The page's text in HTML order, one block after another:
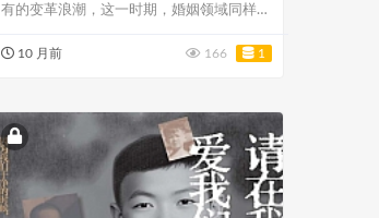
有的变革浪潮，这一时期，婚姻领域同样发
10 月前 166 1